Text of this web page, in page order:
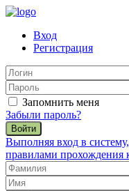
Вход
Регистрация
Запомнить меня
Забыли пароль?
Войти
Выполняя вход в
правилами прохождения